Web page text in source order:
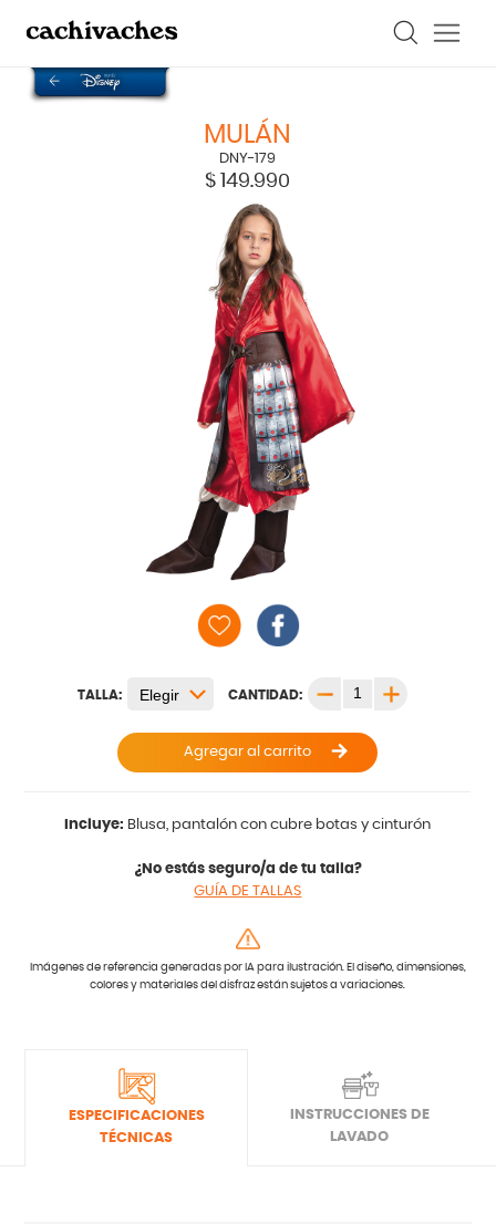
MULÁN
DNY-179
$ 149.990
TALLA: CANTIDAD:
Agregar al carrito
Incluye: Blusa, pantalón con cubre botas y cinturón
¿No estás seguro/a de tu talla?
GUÍA DE TALLAS
Imágenes de referencia generadas por IA para ilustración. El diseño, dimensiones,
colores y materiales del disfraz están sujetos a variaciones.
ESPECIFICACIONES
TÉCNICAS
INSTRUCCIONES DE
LAVADO